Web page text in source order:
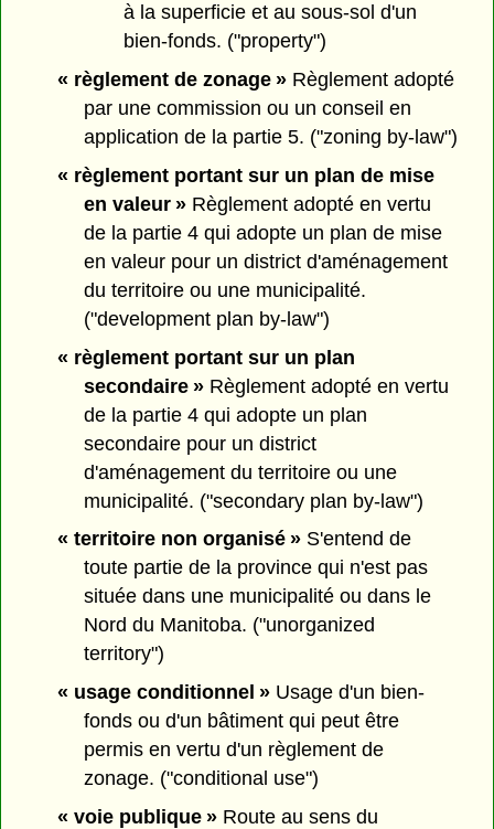
à la superficie et au sous-sol d'un
bien-fonds. ("property")
« règlement de zonage »Règlement adopté
par une commission ou un conseil en
application de la partie 5. ("zoning by-law")
« règlement portant sur un plan de mise
en valeur » Règlement adopté en vertu
de la partie 4 qui adopte un plan de mise
en valeur pour un district d'aménagement
du territoire ou une municipalité.
("development plan by-law")
« règlement portant sur un plan
secondaire » Règlement adopté en vertu
de la partie 4 qui adopte un plan
secondaire pour un district
d'aménagement du territoire ou une
municipalité. ("secondary plan by-law")
« territoire non organisé »S'entend de
toute partie de la province qui n'est pas
située dans une municipalité ou dans le
Nord du Manitoba. ("unorganized
territory")
« usage conditionnel »Usage d'un bien-
fonds ou d'un bâtiment qui peut être
permis en vertu d'un règlement de
zonage. ("conditional use")
« voie publique »Route au sens du